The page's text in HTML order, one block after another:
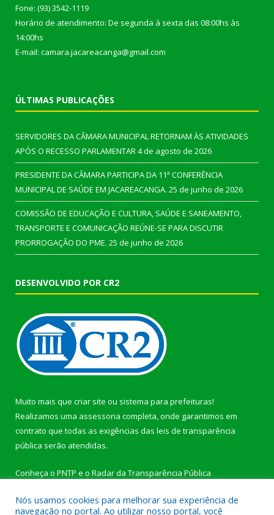
Fone: (93) 3542-1119
Horário de atendimento: De segunda à sexta das 08:00hs às
14:00hs
E-mail: camara.jacareacanga@gmail.com
ÚLTIMAS PUBLICAÇÕES
SERVIDORES DA CÂMARA MUNICIPAL RETORNAM ÀS ATIVIDADES
APÓS O RECESSO PARLAMENTAR4 de agosto de 2026
PRESIDENTE DA CÂMARA PARTICIPA DA 11ª CONFERÊNCIA
MUNICIPAL DE SAÚDE EM JACAREACANGA. 25 de junho de 2026
COMISSÃO DE EDUCAÇÃO E CULTURA, SAÚDE E SANEAMENTO,
TRANSPORTE E COMUNICAÇÃO REÚNE-SE PARA DISCUTIR
PRORROGAÇÃO DO PME. 25 de junho de 2026
DESENVOLVIDO POR CR2
Muito mais que criar site ou sistema para prefeituras!
Realizamos uma assessoria completa, onde garantimos em
contrato que todas as exigências das leis de transparência
pública serão atendidas.
Conheça o PNTP e o Radar da Transparência Pública
Nós usamos cookies para melhorar sua experiência de
navegação no portal. Ao utilizar nosso portal, você